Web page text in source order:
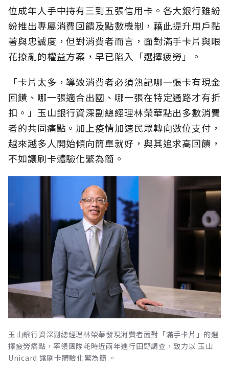
位成年人手中持有三到五張信用卡。各大銀行雖紛
紛推出專屬消費回饋及點數機制，藉此提升用戶黏
著與忠誠度，但對消費者而言，面對滿手卡片與眼
花撩亂的權益方案，早已陷入「選擇疲勞」。
「卡片太多，導致消費者必須熟記哪一張卡有現金
回饋、哪一張適合出國、哪一張在特定通路才有折
扣。」玉山銀行資深副總經理林榮華點出多數消費
者的共同痛點。加上疫情加速民眾轉向數位支付，
越來越多人開始傾向簡單就好，與其追求高回饋，
不如讓刷卡體驗化繁為簡。
玉山銀行資深副總經理林榮華發現消費者面對「滿手卡片」的選
擇疲勞痛點，率領團隊耗時近兩年進行田野調查，致力以 玉山
Unicard 讓刷卡體驗化繁為簡 。